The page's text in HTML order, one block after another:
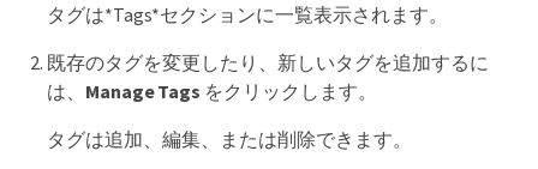
タグは*Tags*セクションに一覧表示されます。
既存のタグを変更したり、新しいタグを追加するに
は、 Manage Tags をクリックします。
タグは追加、編集、または削除できます。